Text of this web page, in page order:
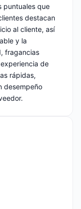
puntuales que
destacan
al cliente, así
y la
fragancias
de
rápidas,
desempeño